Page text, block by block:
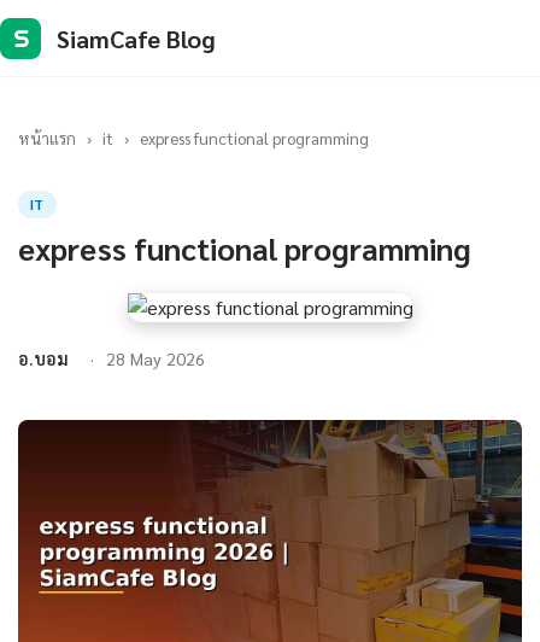
S SiamCafe Blog
หน้าแรก › it › express functional programming
IT
express functional programming
อ.บอม 28 May 2026